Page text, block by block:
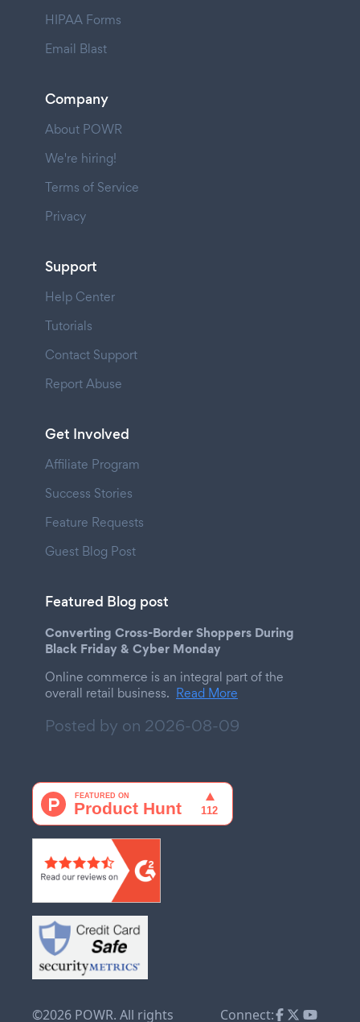
HIPAA Forms
Email Blast
Company
About POWR
We're hiring!
Terms of Service
Privacy
Support
Help Center
Tutorials
Contact Support
Report Abuse
Get Involved
Affiliate Program
Success Stories
Feature Requests
Guest Blog Post
Featured Blog post
Converting Cross-Border Shoppers During
Black Friday & Cyber Monday
Online commerce is an integral part of the
overall retail business. Read More
Posted by on 2026-08-09
©2026 POWR. All rights Connect: